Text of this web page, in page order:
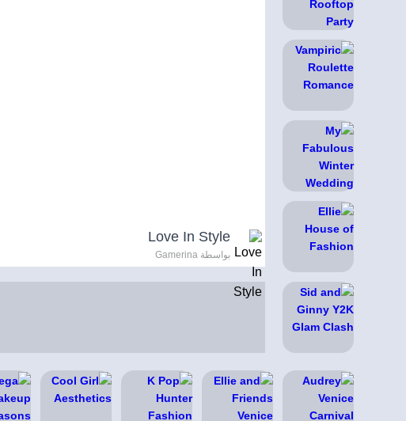
Love In Style
بواسطة Gamerina